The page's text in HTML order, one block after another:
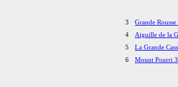
3
Grande
4
Aiguille de la
5
La Grande
6
Mount Pourri